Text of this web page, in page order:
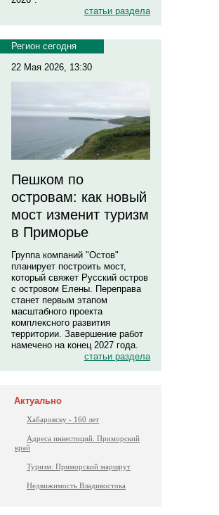
статьи раздела
Регион сегодня
22 Мая 2026, 13:30
Пешком по
островам: как новый
мост изменит туризм
в Приморье
Группа компаний "Остов"
планирует построить мост,
который свяжет Русский остров
с островом Елены. Переправа
станет первым этапом
масштабного проекта
комплексного развития
территории. Завершение работ
намечено на конец 2027 года.
статьи раздела
Актуально
Хабаровску - 160 лет
Адреса инвестиций. Приморский
край
Туризм: Приморский маршрут
Недвижимость Владивостока